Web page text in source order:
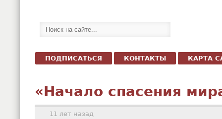
ПОДПИСАТЬСЯ КОНТАКТЫ КАРТА
«Начало спасения
11 лет назад